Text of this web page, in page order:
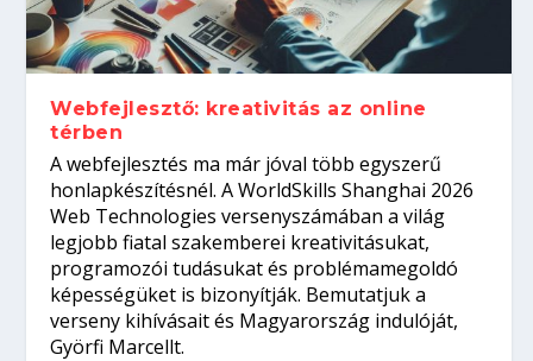
Hogyan készíts ATS-barát önéletrajzot?
Így növelheted az esélyedet az
állásinterjúra...
Kitalálod, mire használják ezeket a
gépeket?
Nem sikerült az egyetemi felvételi?
Tanulj szakmát!
Szoftverfejlesztő: verseny kódban –
amikor néhány sor program dönti el a
világversenyt...
Webfejlesztő: kreativitás az online
térben
A webfejlesztés ma már jóval több egyszerű
honlapkészítésnél. A WorldSkills Shanghai 2026
Web Technologies versenyszámában a világ
legjobb fiatal szakemberei kreativitásukat,
programozói tudásukat és problémamegoldó
képességüket is bizonyítják. Bemutatjuk a
verseny kihívásait és Magyarország indulóját,
Györfi Marcellt.